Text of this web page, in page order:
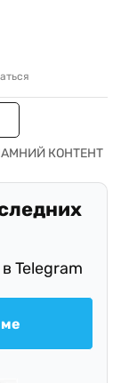
Telegram